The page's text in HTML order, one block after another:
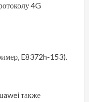
4G
E8372h-153).
также